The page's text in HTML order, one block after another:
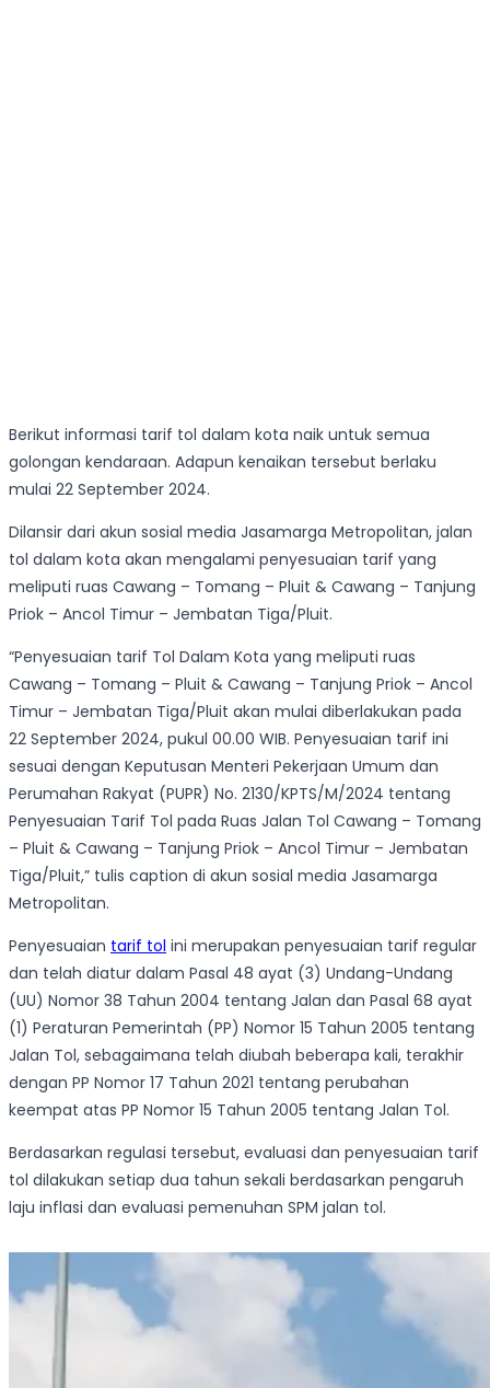
Berikut informasi tarif tol dalam kota naik untuk semua
golongan kendaraan. Adapun kenaikan tersebut berlaku
mulai 22 September 2024.
Dilansir dari akun sosial media Jasamarga Metropolitan, jalan
tol dalam kota akan mengalami penyesuaian tarif yang
meliputi ruas Cawang – Tomang – Pluit & Cawang – Tanjung
Priok – Ancol Timur – Jembatan Tiga/Pluit.
“Penyesuaian tarif Tol Dalam Kota yang meliputi ruas
Cawang – Tomang – Pluit & Cawang – Tanjung Priok – Ancol
Timur – Jembatan Tiga/Pluit akan mulai diberlakukan pada
22 September 2024, pukul 00.00 WIB. Penyesuaian tarif ini
sesuai dengan Keputusan Menteri Pekerjaan Umum dan
Perumahan Rakyat (PUPR) No. 2130/KPTS/M/2024 tentang
Penyesuaian Tarif Tol pada Ruas Jalan Tol Cawang – Tomang
– Pluit & Cawang – Tanjung Priok – Ancol Timur – Jembatan
Tiga/Pluit,” tulis caption di akun sosial media Jasamarga
Metropolitan.
Penyesuaian tarif tol ini merupakan penyesuaian tarif regular
dan telah diatur dalam Pasal 48 ayat (3) Undang-Undang
(UU) Nomor 38 Tahun 2004 tentang Jalan dan Pasal 68 ayat
(1) Peraturan Pemerintah (PP) Nomor 15 Tahun 2005 tentang
Jalan Tol, sebagaimana telah diubah beberapa kali, terakhir
dengan PP Nomor 17 Tahun 2021 tentang perubahan
keempat atas PP Nomor 15 Tahun 2005 tentang Jalan Tol.
Berdasarkan regulasi tersebut, evaluasi dan penyesuaian tarif
tol dilakukan setiap dua tahun sekali berdasarkan pengaruh
laju inflasi dan evaluasi pemenuhan SPM jalan tol.